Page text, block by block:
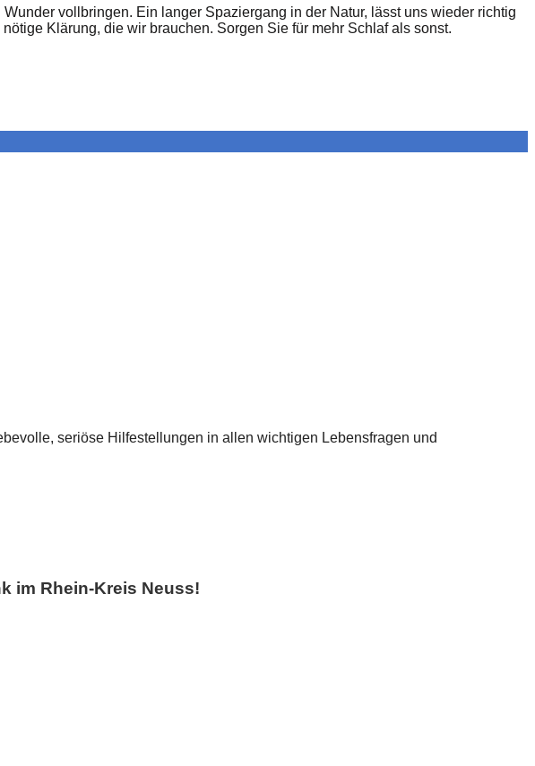
vollbringen. Ein langer Spaziergang in der Natur, lässt uns wieder richtig
Klärung, die wir brauchen. Sorgen Sie für mehr Schlaf als sonst.
seriöse Hilfestellungen in allen wichtigen Lebensfragen und
im Rhein-Kreis Neuss!